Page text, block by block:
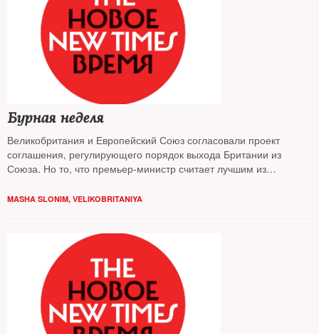
Бурная неделя
Великобритания и Европейский Союз согласовали проект
соглашения, регулирующего порядок выхода Британии из
Союза. Но то, что премьер-министр считает лучшим из
интересов Великобритании — почему, разбиралась
MASHA SLONIM, VELIKOBRITANIYA